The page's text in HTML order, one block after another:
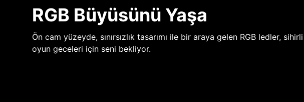
RGB Büyüsünü Yaşa
Ön cam yüzeyde, sınırsızlık tasarımı ile bir araya gelen RGB ledler, sihirli
oyun geceleri için seni bekliyor.